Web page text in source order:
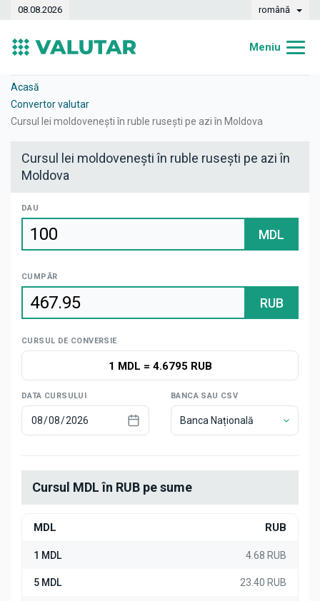
08.08.2026 română
Meniu
Curs valutar
Știri
Acasă
Convertor valutar
Cursul lei moldovenești în ruble rusești pe azi în Moldova
Cursul lei moldovenești în ruble rusești pe azi în
Moldova
DAU
MDL
CUMPĂR
RUB
CURSUL DE CONVERSIE
1 MDL = 4.6795 RUB
DATA CURSULUI BANCA SAU CSV
Banca Națională
Cursul MDL în RUB pe sume
MDL RUB
1 MDL 4.68 RUB
5 MDL 23.40 RUB